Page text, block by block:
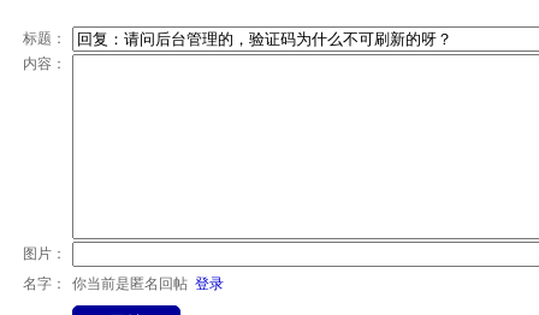
标题：
内容：
图片：
名字：
你当前是匿名回帖 登录